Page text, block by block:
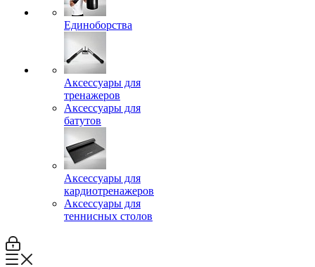
Единоборства
Аксессуары для
тренажеров
Аксессуары для
батутов
Аксессуары для
кардиотренажеров
Аксессуары для
теннисных столов